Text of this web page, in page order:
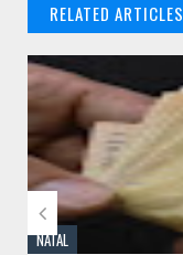
RELATED ARTICLES
//
NATAL
